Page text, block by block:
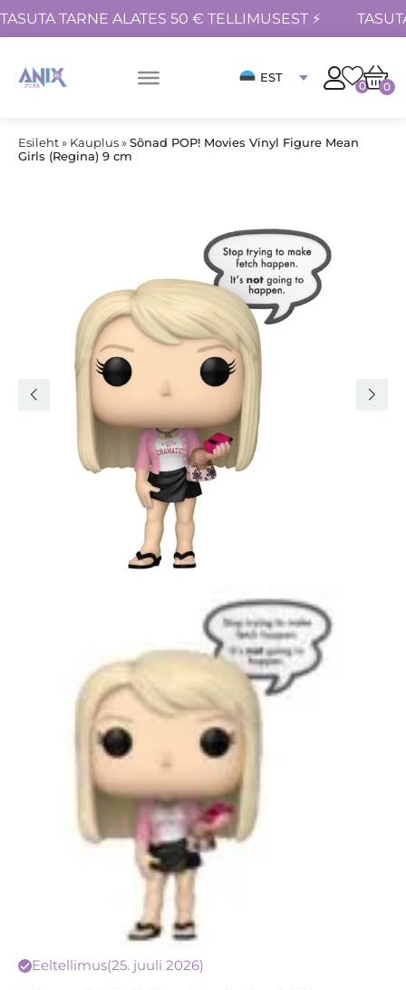
TASUTA TARNE ALATES 50 € TELLIMUSEST ⚡
EST
0 0
Esileht» Kauplus»Sõnad POP! Movies Vinyl Figure Mean
Girls (Regina) 9 cm
Eeltellimus(25. juuli 2026)